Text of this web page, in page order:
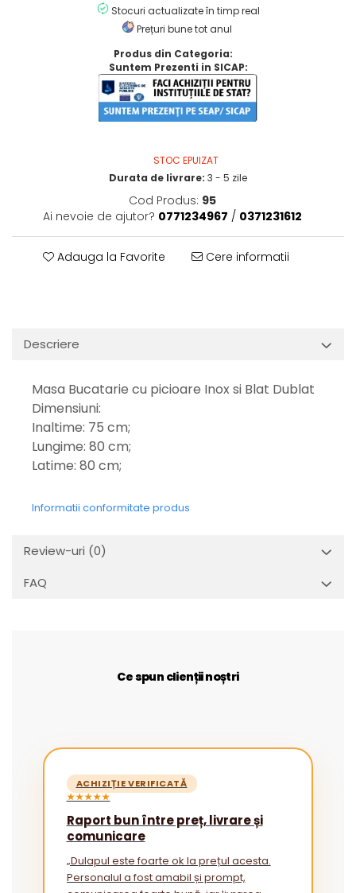
Stocuri actualizate în timp real
Prețuri bune tot anul
Produs din Categoria:
Suntem Prezenti in SICAP:
STOC EPUIZAT
Durata de livrare: 3 - 5 zile
Cod Produs: 95
Ai nevoie de ajutor? 0771234967 / 0371231612
Adauga la Favorite Cere informatii
Descriere
Masa Bucatarie cu picioare Inox si Blat Dublat
Dimensiuni:
Inaltime: 75 cm;
Lungime: 80 cm;
Latime: 80 cm;
Informatii conformitate produs
Review-uri (0)
FAQ
Ce spun clienții noștri
ACHIZIȚIE VERIFICATĂ
★★★★★
Raport bun între preț, livrare și
comunicare
„Dulapul este foarte ok la prețul acesta.
Personalul a fost amabil și prompt,